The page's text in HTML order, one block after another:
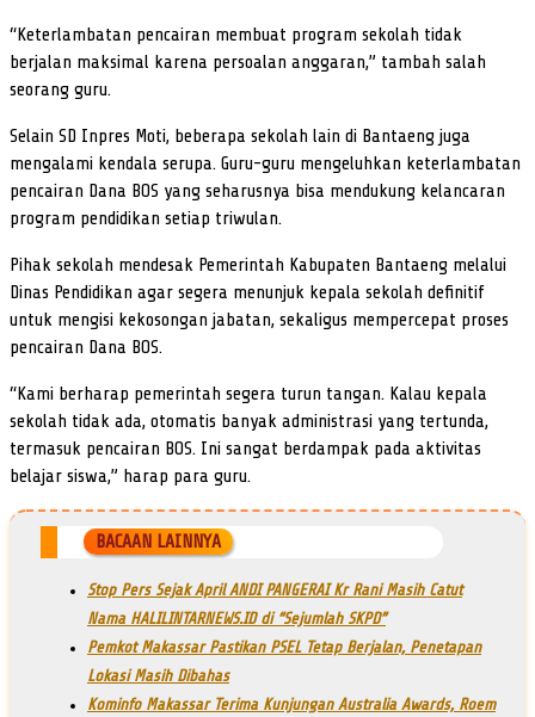
“Keterlambatan pencairan membuat program sekolah tidak
berjalan maksimal karena persoalan anggaran,” tambah salah
seorang guru.
Selain SD Inpres Moti, beberapa sekolah lain di Bantaeng juga
mengalami kendala serupa. Guru-guru mengeluhkan keterlambatan
pencairan Dana BOS yang seharusnya bisa mendukung kelancaran
program pendidikan setiap triwulan.
Pihak sekolah mendesak Pemerintah Kabupaten Bantaeng melalui
Dinas Pendidikan agar segera menunjuk kepala sekolah definitif
untuk mengisi kekosongan jabatan, sekaligus mempercepat proses
pencairan Dana BOS.
“Kami berharap pemerintah segera turun tangan. Kalau kepala
sekolah tidak ada, otomatis banyak administrasi yang tertunda,
termasuk pencairan BOS. Ini sangat berdampak pada aktivitas
belajar siswa,” harap para guru.
BACAAN LAINNYA
Stop Pers Sejak April ANDI PANGERAI Kr Rani Masih Catut
Nama HALILINTARNEWS.ID di “Sejumlah SKPD”
Pemkot Makassar Pastikan PSEL Tetap Berjalan, Penetapan
Lokasi Masih Dibahas
Kominfo Makassar Terima Kunjungan Australia Awards, Roem